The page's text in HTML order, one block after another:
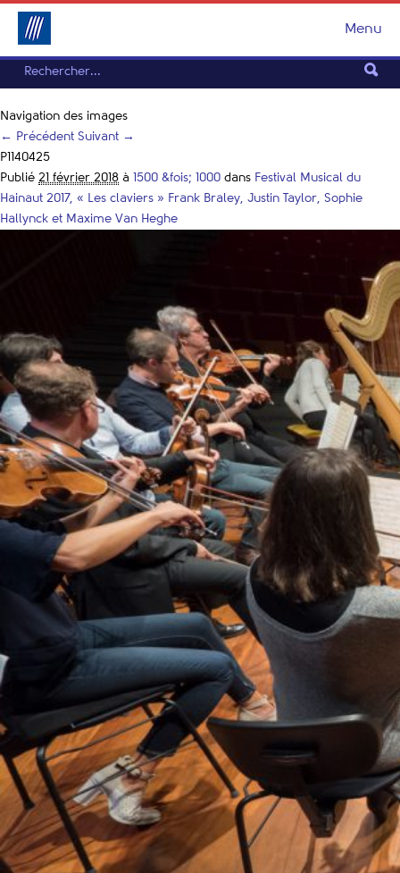
Menu
Navigation des images
← Précédent Suivant →
P1140425
Publié 21 février 2018 à 1500 &fois; 1000 dans Festival Musical du
Hainaut 2017, « Les claviers » Frank Braley, Justin Taylor, Sophie
Hallynck et Maxime Van Heghe